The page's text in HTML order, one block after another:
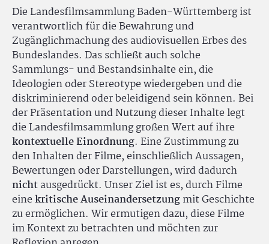
Die Landesfilmsammlung Baden-Württemberg ist
verantwortlich für die Bewahrung und
Zugänglichmachung des audiovisuellen Erbes des
Bundeslandes. Das schließt auch solche
Sammlungs- und Bestandsinhalte ein, die
Ideologien oder Stereotype wiedergeben und die
diskriminierend oder beleidigend sein können. Bei
der Präsentation und Nutzung dieser Inhalte legt
die Landesfilmsammlung großen Wert auf ihre
kontextuelle Einordnung. Eine Zustimmung zu
den Inhalten der Filme, einschließlich Aussagen,
Bewertungen oder Darstellungen, wird dadurch
nichtausgedrückt. Unser Ziel ist es, durch Filme
einekritische Auseinandersetzungmit Geschichte
zu ermöglichen. Wir ermutigen dazu, diese Filme
im Kontext zu betrachten und möchten zur